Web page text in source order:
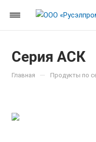
Серия АСК
Главная — Продукты по